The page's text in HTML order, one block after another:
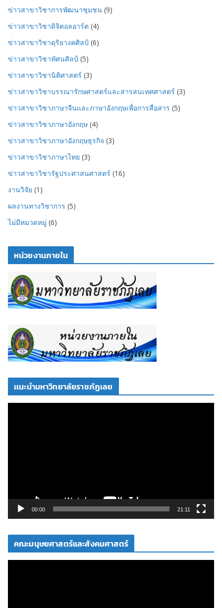
ข่าวสาขาวิชาการพัฒนาชุมชน (9)
ข่าวสาขาวิชาดิจิตอลอาร์ต (4)
ข่าวสาขาวิชาดุริยางคศิลป์ (6)
ข่าวสาขาวิชาทัศนศิลป์ (5)
ข่าวสาขาวิชานิติศาสตร์ (3)
ข่าวสาขาวิชาบรรณารักษศาสตร์และสารสนเทศศาสตร์ (3)
ข่าวสาขาวิชาภาษาจีนและภาษาอังกฤษเพื่อการสื่อสาร (5)
ข่าวสาขาวิชาภาษาอังกฤษ (4)
ข่าวสาขาวิชาภาษาอังกฤษธุรกิจ (3)
ข่าวสาขาวิชาภาษาไทย (3)
ข่าวสาขาวิชารัฐประศาสนศาสตร์ (16)
งานวิจัย (1)
ผลงานทางวิชาการ (5)
ไม่มีหมวดหมู่ (6)
หน่วยงานภายใน
เเนะนำมหาวิทยาลัยราชภัฏเลย
ดี
โ
00:00 21:11
คณะมนุษยศาสตร์และสังคมศาสตร์